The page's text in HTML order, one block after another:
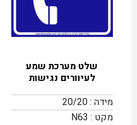
שלט מערכת שמע
לעיוורים נגישות
מידה : 20/20
מקט : N63